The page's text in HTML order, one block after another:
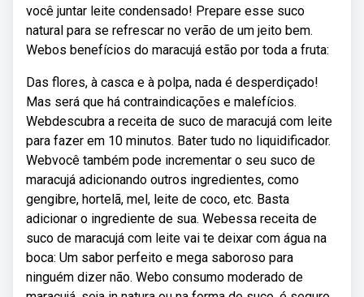
você juntar leite condensado! Prepare esse suco
natural para se refrescar no verão de um jeito bem.
Webos benefícios do maracujá estão por toda a fruta:
Das flores, à casca e à polpa, nada é desperdiçado!
Mas será que há contraindicações e malefícios.
Webdescubra a receita de suco de maracujá com leite
para fazer em 10 minutos. Bater tudo no liquidificador.
Webvocê também pode incrementar o seu suco de
maracujá adicionando outros ingredientes, como
gengibre, hortelã, mel, leite de coco, etc. Basta
adicionar o ingrediente de sua. Webessa receita de
suco de maracujá com leite vai te deixar com água na
boca: Um sabor perfeito e mega saboroso para
ninguém dizer não. Webo consumo moderado de